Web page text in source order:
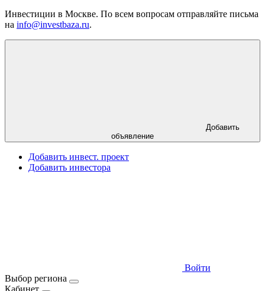
Инвестиции в Москве. По всем вопросам отправляйте письма
на info@investbaza.ru.
Добавить
объявление
Добавить инвест. проект
Добавить инвестора
Войти
Выбор региона